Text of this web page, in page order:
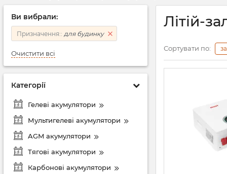
Ви вибрали:
Призначення:: для будинку
Очистити всі
Категорії
Гелеві акумулятори
Мультигелеві акумулятори
AGM акумулятори
Тягові акумулятори
Карбонові акумулятори
Літій-
Сортувати по: